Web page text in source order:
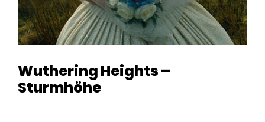
Wuthering Heights –
Sturmhöhe